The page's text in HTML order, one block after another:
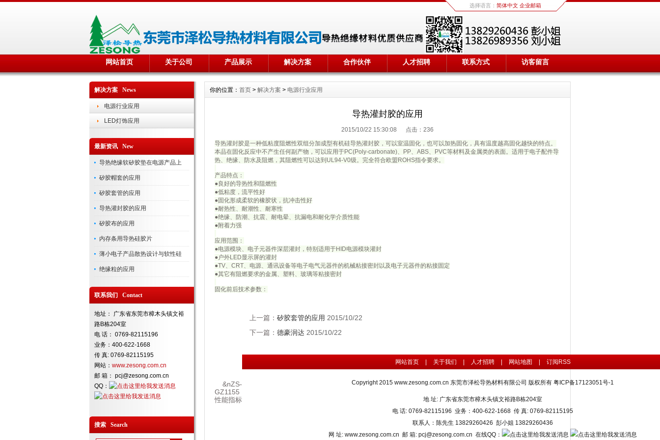
选择语言： 简体中文 企业邮箱
网站首页 关于公司 产品展示 解决方案 合作伙伴 人才招聘 联系方式 访客留言
解决方案 News
电源行业应用
LED灯饰应用
最新资讯 New
导热绝缘软矽胶垫在电源产品上
矽胶帽套的应用
矽胶套管的应用
导热灌封胶的应用
矽胶布的应用
内存条用导热硅胶片
薄小电子产品散热设计与软性硅
绝缘粒的应用
联系我们 Contact
地址： 广东省东莞市樟木头镇文裕
路B栋204室
电 话： 0769-82115196
业务：400-622-1668
传 真: 0769-82115195
网站： www.zesong.com.cn
邮 箱： pcj@zesong.com.cn
QQ：
搜索 Search
你的位置： 首页 > 解决方案 > 电源行业应用
导热灌封胶的应用
2015/10/22 15:30:08 点击： 236
导热灌封胶是一种低粘度阻燃性双组分加成型有机硅导热灌封胶，可以室温固化，也可以加热固化，具有温度越高固化越快的特点。
本品在固化反应中不产生任何副产物，可以应用于PC(Poly-carbonate)、PP、ABS、PVC等材料及金属类的表面。适用于电子配件导
热、绝缘、防水及阻燃，其阻燃性可以达到UL94-V0级。完全符合欧盟ROHS指令要求。
产品特点：
●良好的导热性和阻燃性
●低粘度，流平性好
●固化形成柔软的橡胶状，抗冲击性好
●耐热性、耐潮性、耐寒性
●绝缘、防潮、抗震、耐电晕、抗漏电和耐化学介质性能
●附着力强
应用范围：
●电源模块、电子元器件深层灌封，特别适用于HID电源模块灌封
●户外LED显示屏的灌封
●TV、CRT、电源、通讯设备等电子电气元器件的机械粘接密封以及电子元器件的粘接固定
●其它有阻燃要求的金属、塑料、玻璃等粘接密封
固化前后技术参数：
&nZS-
GZ1155
性能指标
上一篇： 矽胶套管的应用 2015/10/22
下一篇： 德豪润达 2015/10/22
网站首页 关于我们 人才招聘 网站地图 订阅RSS
Copyright 2015 www.zesong.com.cn 东莞市泽松导热材料有限公司 版权所有 粤ICP备17123051号-1
地 址: 广东省东莞市樟木头镇文裕路B栋204室
电 话: 0769-82115196 业务：400-622-1668 传 真: 0769-82115195
联系人：陈先生 13829260426 彭小姐 13829260436
网 址: www.zesong.com.cn 邮 箱: pcj@zesong.com.cn 在线QQ：